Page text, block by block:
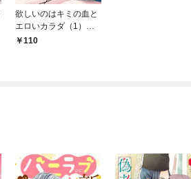
欲しいのはキミの血と
エロいカラダ（1）
吸血鬼の恋わずらい
110